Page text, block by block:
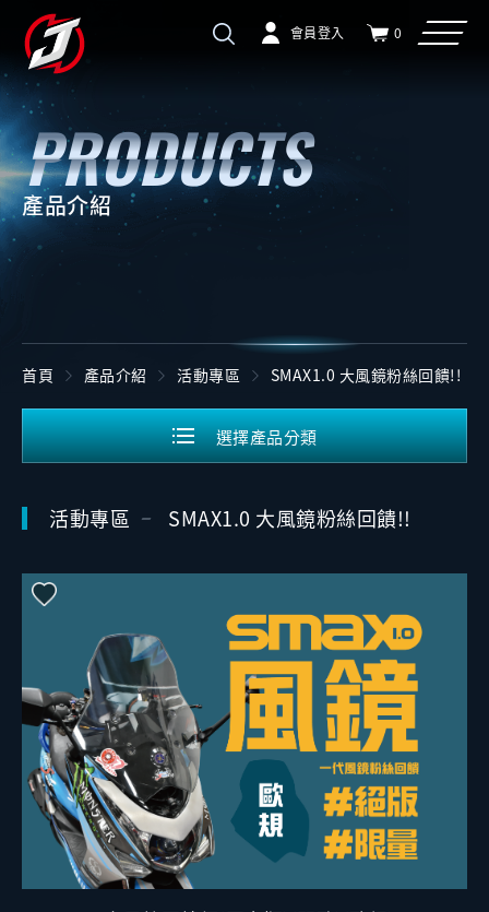
會員登入 0
產品介紹
首頁 產品介紹 活動專區 SMAX1.0 大風鏡粉絲回饋!!
選擇產品分類
活動專區 SMAX1.0 大風鏡粉絲回饋!!